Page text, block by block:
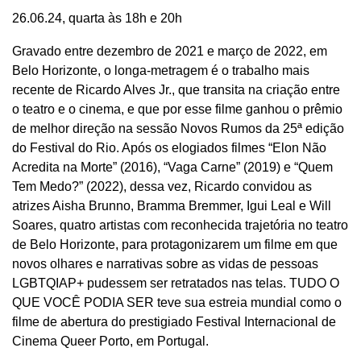
26.06.24, quarta às 18h e 20h
Gravado entre dezembro de 2021 e março de 2022, em
Belo Horizonte, o longa-metragem é o trabalho mais
recente de Ricardo Alves Jr., que transita na criação entre
o teatro e o cinema, e que por esse filme ganhou o prêmio
de melhor direção na sessão Novos Rumos da 25ª edição
do Festival do Rio. Após os elogiados filmes “Elon Não
Acredita na Morte” (2016), “Vaga Carne” (2019) e “Quem
Tem Medo?” (2022), dessa vez, Ricardo convidou as
atrizes Aisha Brunno, Bramma Bremmer, Igui Leal e Will
Soares, quatro artistas com reconhecida trajetória no teatro
de Belo Horizonte, para protagonizarem um filme em que
novos olhares e narrativas sobre as vidas de pessoas
LGBTQIAP+ pudessem ser retratados nas telas. TUDO O
QUE VOCÊ PODIA SER teve sua estreia mundial como o
filme de abertura do prestigiado Festival Internacional de
Cinema Queer Porto, em Portugal.